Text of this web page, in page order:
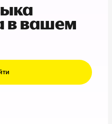
в вашем